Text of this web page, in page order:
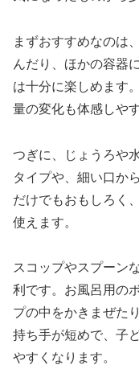
まずおすすめなのは
んだり、ほかの容器
は十分に楽しめます
量の変化も体感しや
つぎに、じょうろや
タイプや、細い口か
だけでもおもしろく
使えます。
スコップやスプーン
利です。お風呂用の
プの中をかきまぜた
持ち手が短めで、子
やすくなります。